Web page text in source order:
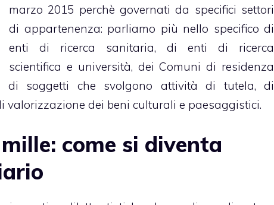
marzo 2015 perchè governati da specifici settori
di appartenenza: parliamo più nello specifico di
enti di ricerca sanitaria, di enti di ricerca
scientifica e università, dei Comuni di residenza
di soggetti che svolgono attività di tutela, di
valorizzazione dei beni culturali e paesaggistici.
come si diventa